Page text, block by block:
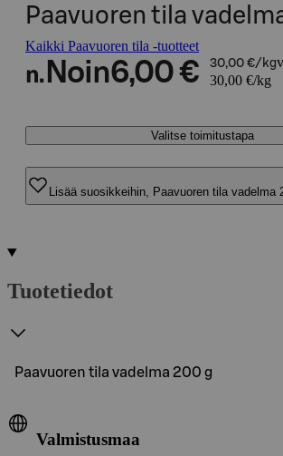
Paavuoren tila
Kaikki Paavuoren tila -tuotteet
n. Noin6,00 € 30,00 €/kg
30,00 €/kg
Valitse toimitustapa
Lisää suosikkeihin, Paavuoren tila vadelma
Tuotetiedot
Paavuoren tila vadelma 200 g
Valmistusmaa